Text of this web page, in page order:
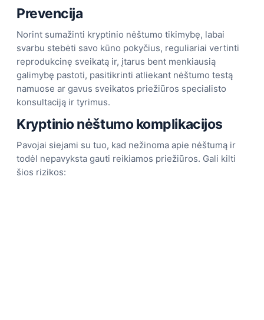
Prevencija
Norint sumažinti kryptinio nėštumo tikimybę, labai
svarbu stebėti savo kūno pokyčius, reguliariai vertinti
reprodukcinę sveikatą ir, įtarus bent menkiausią
galimybę pastoti, pasitikrinti atliekant nėštumo testą
namuose ar gavus sveikatos priežiūros specialisto
konsultaciją ir tyrimus.
Kryptinio nėštumo komplikacijos
Pavojai siejami su tuo, kad nežinoma apie nėštumą ir
todėl nepavyksta gauti reikiamos priežiūros. Gali kilti
šios rizikos: